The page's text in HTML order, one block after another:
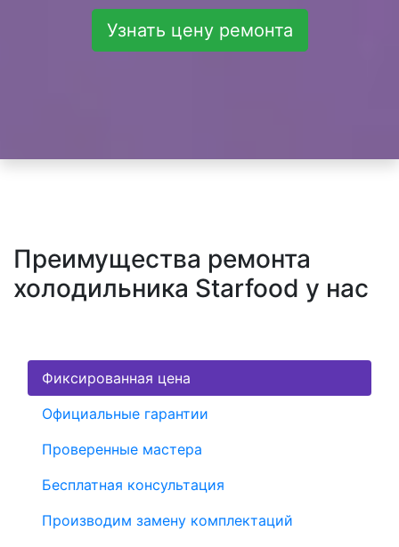
Узнать цену ремонта
Преимущества ремонта
холодильника Starfood у нас
Фиксированная цена
Официальные гарантии
Проверенные мастера
Бесплатная консультация
Производим замену комплектаций